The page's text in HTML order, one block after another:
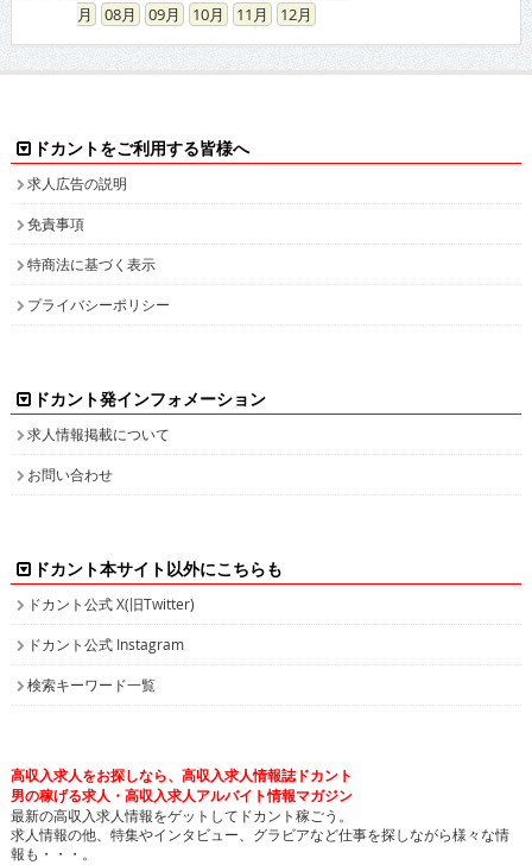
08
09 10 11 12
ドカントをご利用する皆様へ
求人広告の説明
免責事項
特商法に基づく表示
プライバシーポリシー
ドカント発インフォメーション
求人情報掲載について
お問い合わせ
ドカント本サイト以外にこちらも
ドカント公式 X(旧Twitter)
ドカント公式 Instagram
検索キーワード一覧
高収入求人をお探しなら、高収入求人情報誌ドカント
男の稼げる求人・高収入求人アルバイト情報マガジン
最新の高収入求人情報をゲットしてドカント稼ごう。
求人情報の他、特集やインタビュー、グラビアなど仕事を探しながら様々な情
報も・・・。